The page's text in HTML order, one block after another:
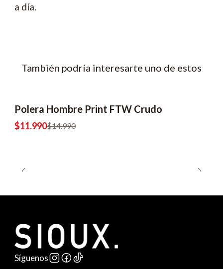
a día.
También podría interesarte uno de estos
Polera Hombre Print FTW Crudo
$11.990$14.990
Síguenos